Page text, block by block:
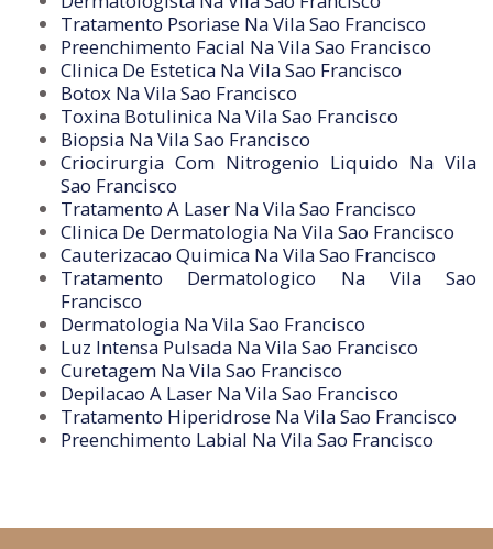
Tratamento Psoriase Na Vila Sao Francisco
Preenchimento Facial Na Vila Sao Francisco
Clinica De Estetica Na Vila Sao Francisco
Botox Na Vila Sao Francisco
Toxina Botulinica Na Vila Sao Francisco
Biopsia Na Vila Sao Francisco
Criocirurgia Com Nitrogenio Liquido Na Vila
Sao Francisco
Tratamento A Laser Na Vila Sao Francisco
Clinica De Dermatologia Na Vila Sao Francisco
Cauterizacao Quimica Na Vila Sao Francisco
Tratamento Dermatologico Na Vila Sao
Francisco
Dermatologia Na Vila Sao Francisco
Luz Intensa Pulsada Na Vila Sao Francisco
Curetagem Na Vila Sao Francisco
Depilacao A Laser Na Vila Sao Francisco
Tratamento Hiperidrose Na Vila Sao Francisco
Preenchimento Labial Na Vila Sao Francisco